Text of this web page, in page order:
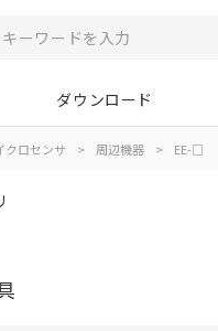
ダウンロード
クロセンサ > 周辺機器 > EE-□